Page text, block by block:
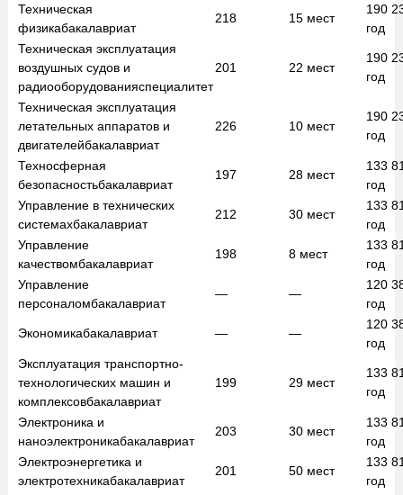
Техническая
физикабакалавриат
218 15 мест
190
год
Техническая эксплуатация
воздушных судов и
радиооборудованияспециалитет
201 22 мест
190
год
Техническая эксплуатация
летательных аппаратов и
двигателейбакалавриат
226 10 мест
190
год
Техносферная
безопасностьбакалавриат
197 28 мест
133
год
Управление в технических
системахбакалавриат
212 30 мест
133
год
Управление
качествомбакалавриат
198 8 мест
133
год
Управление
персоналомбакалавриат
— —
120
год
Экономикабакалавриат — —
120
год
Эксплуатация транспортно-
технологических машин и
комплексовбакалавриат
199 29 мест
133
год
Электроника и
наноэлектроникабакалавриат
203 30 мест
133
год
Электроэнергетика и
электротехникабакалавриат
201 50 мест
133
год